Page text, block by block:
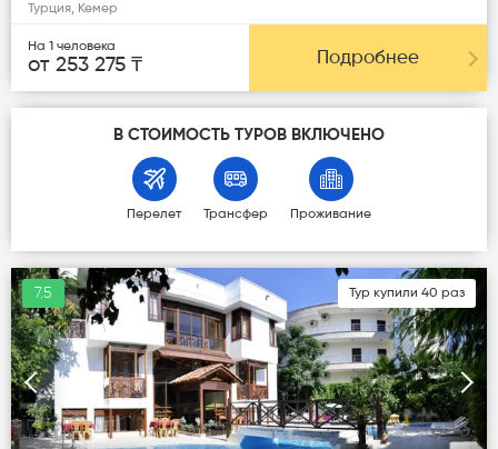
Турция, Кемер
На 1 человека
от 253 275 ₸ Подробнее
В СТОИМОСТЬ ТУРОВ ВКЛЮЧЕНО
Перелет Трансфер Проживание
7.5 Тур купили 40 раз
Следующая